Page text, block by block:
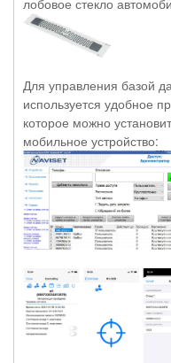
Для управления базой
используется удобное
которое можно
мобильное устройство: